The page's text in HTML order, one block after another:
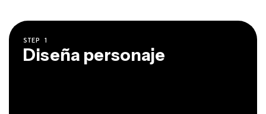
STEP 1
Diseña personaje